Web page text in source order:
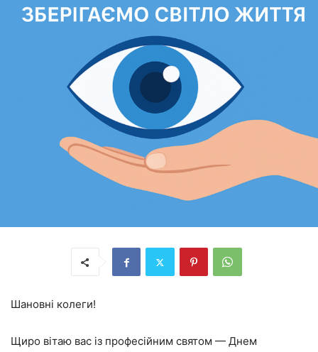
Шановні колеги!
Щиро вітаю вас із професійним святом — Днем